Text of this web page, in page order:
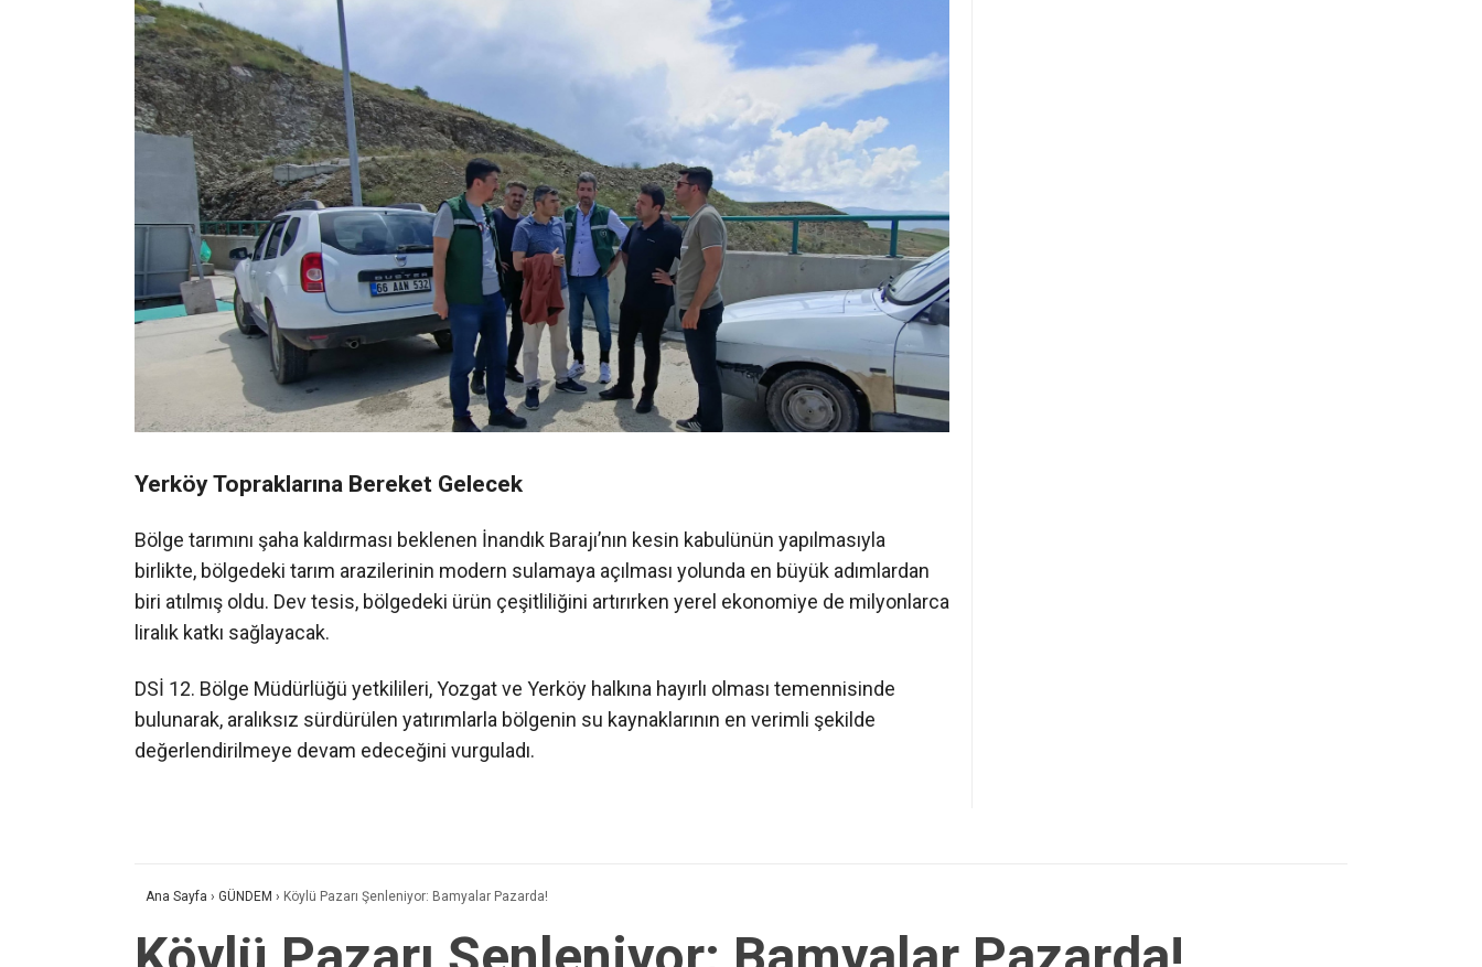
Yerköy Topraklarına Bereket Gelecek
Bölge tarımını şaha kaldırması beklenen İnandık Barajı’nın kesin kabulünün yapılmasıyla
birlikte, bölgedeki tarım arazilerinin modern sulamaya açılması yolunda en büyük adımlardan
biri atılmış oldu. Dev tesis, bölgedeki ürün çeşitliliğini artırırken yerel ekonomiye de milyonlarca
liralık katkı sağlayacak.
DSİ 12. Bölge Müdürlüğü yetkilileri, Yozgat ve Yerköy halkına hayırlı olması temennisinde
bulunarak, aralıksız sürdürülen yatırımlarla bölgenin su kaynaklarının en verimli şekilde
değerlendirilmeye devam edeceğini vurguladı.
Ana Sayfa › GÜNDEM › Köylü Pazarı Şenleniyor: Bamyalar Pazarda!